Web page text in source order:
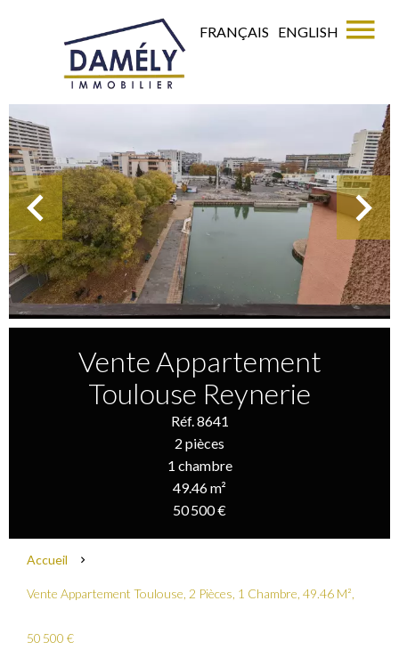
FRANÇAIS ENGLISH
Vente Appartement
Toulouse Reynerie
Réf. 8641
2 pièces
1 chambre
49.46 m²
50 500 €
Accueil
Vente Appartement Toulouse, 2 Pièces, 1 Chambre, 49.46 M²,
50 500 €